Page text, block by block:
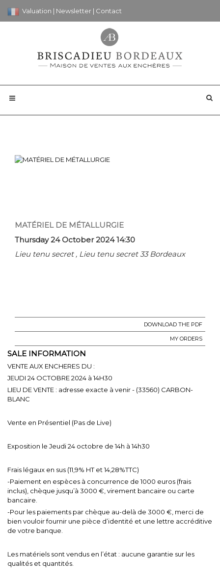
Valuation | Newsletter | Contact
MATÉRIEL DE MÉTALLURGIE
Thursday 24 October 2024 14:30
Lieu tenu secret , Lieu tenu secret 33 Bordeaux
DOWNLOAD THE PDF
MY ORDERS
SALE INFORMATION
VENTE AUX ENCHERES DU :
JEUDI 24 OCTOBRE 2024 à 14H30
LIEU DE VENTE : adresse exacte à venir - (33560) CARBON-
BLANC
Vente en Présentiel (Pas de Live)
Exposition le Jeudi 24 octobre de 14h à 14h30
Frais légaux en sus (11,9% HT et 14,28%TTC)
-Paiement en espèces à concurrence de 1000 euros (frais
inclus), chèque jusqu’à 3000 €, virement bancaire ou carte
bancaire.
-Pour les paiements par chèque au-delà de 3000 €, merci de
bien vouloir fournir une pièce d’identité et une lettre accréditive
de votre banque.
Les matériels sont vendus en l’état : aucune garantie sur les
qualités et quantités.